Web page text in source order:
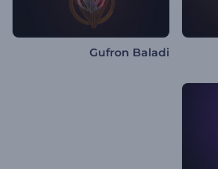
Gufron Baladi